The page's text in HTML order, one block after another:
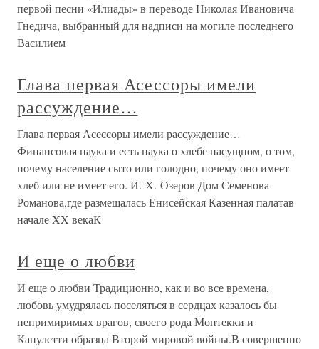
первой песни «Илиады» в переводе Николая Ивановича
Гнедича, выбранный для надписи на могиле последнего
Василием
Глава первая Асессоры имели
рассуждение…
Глава первая Асессоры имели рассуждение…
Финансовая наука и есть наука о хлебе насущном, о том,
почему население сыто или голодно, почему оно имеет
хлеб или не имеет его. И. Х. Озеров Дом Семенова-
Романова,где размещалась Енисейская Казенная палатав
начале XX векаК
И еще о любви
И еще о любви Традиционно, как и во все времена,
любовь умудрялась поселяться в сердцах казалось бы
непримиримых врагов, своего рода Монтекки и
Капулетти образца Второй мировой войны.В совершенно